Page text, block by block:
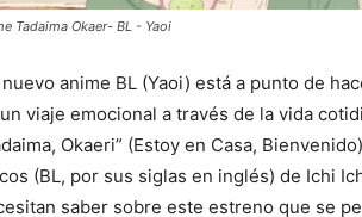
Tadaima Okaer- BL - Yaoi
nuevo anime BL (Yaoi) está a punto de
viaje emocional a través de la vida
Okaeri” (Estoy en Casa,
(BL, por sus siglas en inglés) de Ichi
saber sobre este estreno que se